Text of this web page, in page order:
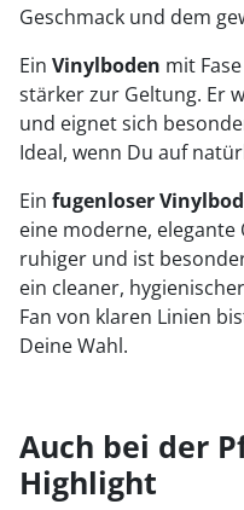
Geschmack und dem
Ein Vinylboden mit
stärker zur Geltung. Er
und eignet sich
Ideal, wenn Du auf
Ein fugenloser
eine moderne,
ruhiger und ist
ein cleaner,
Fan von klaren Linien
Deine Wahl.
Auch bei der
Highlight